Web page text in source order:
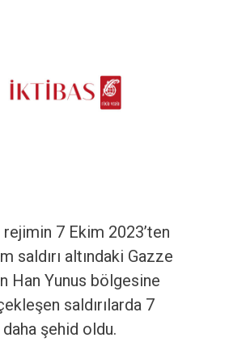
7 Ekim 2023’ten
saldırı altındaki Gazze
Han Yunus bölgesine
saldırılarda 7
şehid oldu.